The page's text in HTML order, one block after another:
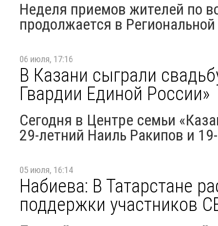
Неделя приемов жителей по
продолжается в
06 июля, 17:16
В Казани сыграли
Гвардии Единой России»
Сегодня в Центре семьи
29-летний Наиль Ракипов и
05 июля, 16:14
Набиева: В Татарстане
поддержки участников